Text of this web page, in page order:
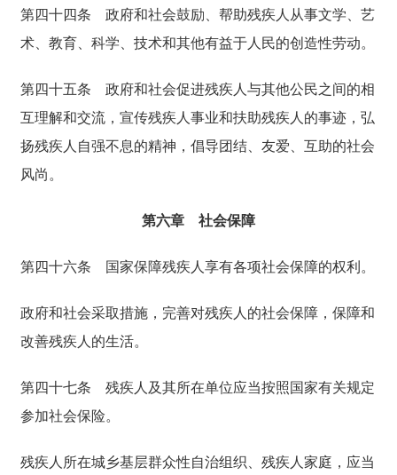
第四十四条 政府和社会鼓励、帮助残疾人从事文学、艺
术、教育、科学、技术和其他有益于人民的创造性劳动。
第四十五条 政府和社会促进残疾人与其他公民之间的相
互理解和交流，宣传残疾人事业和扶助残疾人的事迹，弘
扬残疾人自强不息的精神，倡导团结、友爱、互助的社会
风尚。
第六章 社会保障
第四十六条 国家保障残疾人享有各项社会保障的权利。
政府和社会采取措施，完善对残疾人的社会保障，保障和
改善残疾人的生活。
第四十七条 残疾人及其所在单位应当按照国家有关规定
参加社会保险。
残疾人所在城乡基层群众性自治组织、残疾人家庭，应当